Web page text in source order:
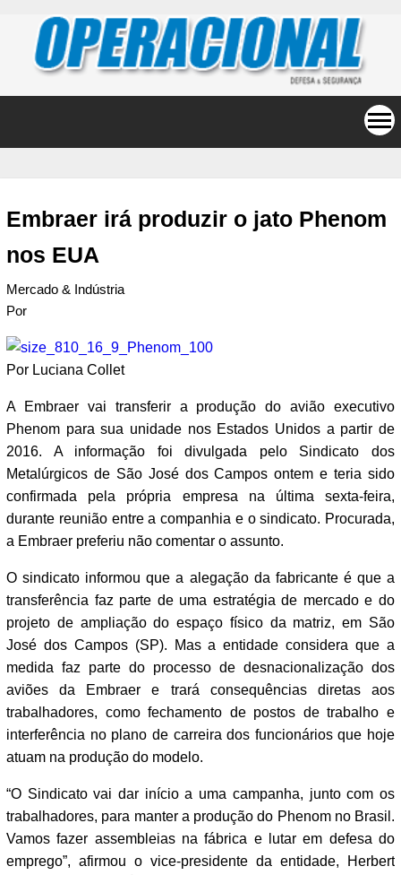
Embraer irá produzir o jato Phenom
nos EUA
Mercado & Indústria
Por
Por Luciana Collet
A Embraer vai transferir a produção do avião executivo
Phenom para sua unidade nos Estados Unidos a partir de
2016. A informação foi divulgada pelo Sindicato dos
Metalúrgicos de São José dos Campos ontem e teria sido
confirmada pela própria empresa na última sexta-feira,
durante reunião entre a companhia e o sindicato. Procurada,
a Embraer preferiu não comentar o assunto.
O sindicato informou que a alegação da fabricante é que a
transferência faz parte de uma estratégia de mercado e do
projeto de ampliação do espaço físico da matriz, em São
José dos Campos (SP). Mas a entidade considera que a
medida faz parte do processo de desnacionalização dos
aviões da Embraer e trará consequências diretas aos
trabalhadores, como fechamento de postos de trabalho e
interferência no plano de carreira dos funcionários que hoje
atuam na produção do modelo.
“O Sindicato vai dar início a uma campanha, junto com os
trabalhadores, para manter a produção do Phenom no Brasil.
Vamos fazer assembleias na fábrica e lutar em defesa do
emprego”, afirmou o vice-presidente da entidade, Herbert